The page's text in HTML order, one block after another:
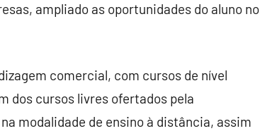
ampliado as oportunidades do aluno no
comercial, com cursos de nível
dos cursos livres ofertados pela
modalidade de ensino à distância, assim